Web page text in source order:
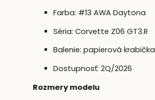
Farba: #13 AWA Daytona
Séria: Corvette Z06 GT3.R
Balenie: papierová krabička
Dostupnosť: 2Q/2026
Rozmery modelu